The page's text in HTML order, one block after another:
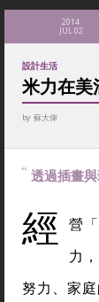
2014
JUL 02
設計生活
米力在美
by 蘇大偉
透過插畫
經 營「
力
努力、家